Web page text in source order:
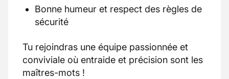
Bonne humeur et respect des règles de
sécurité
Tu rejoindras une équipe passionnée et
conviviale où entraide et précision sont les
maîtres-mots !